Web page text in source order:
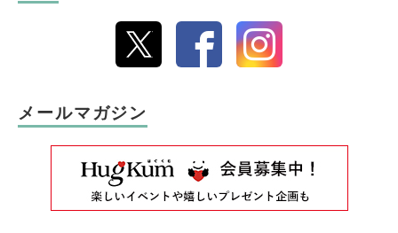
メールマガジン